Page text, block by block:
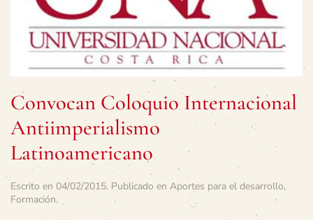
Convocan Coloquio Internacional
Antiimperialismo
Latinoamericano
Escrito en 04/02/2015. Publicado en Aportes para el desarrollo,
Formación.